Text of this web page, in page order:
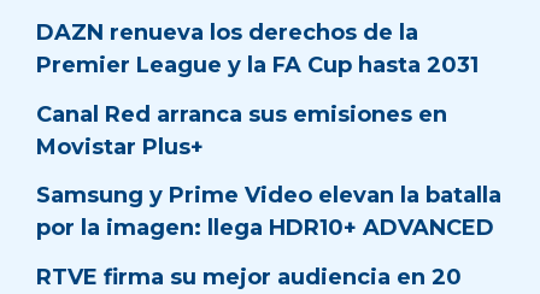
DAZN renueva los derechos de la
Premier League y la FA Cup hasta 2031
Canal Red arranca sus emisiones en
Movistar Plus+
Samsung y Prime Video elevan la batalla
por la imagen: llega HDR10+ ADVANCED
RTVE firma su mejor audiencia en 20